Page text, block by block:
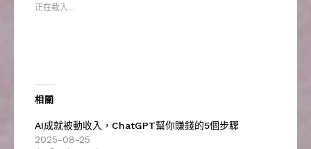
正在載入...
相關
AI成就被動收入，ChatGPT幫你賺錢的5個步驟
2025-08-25